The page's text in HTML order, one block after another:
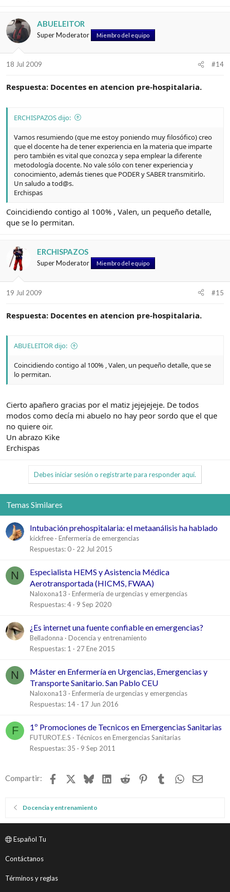
ABUELEITOR
Super Moderator Miembro del equipo
18 Jul 2009 #14
Respuesta: Docentes en atencion pre-hospitalaria.
ERCHISPAZOS dijo:
Vamos resumiendo (que me estoy poniendo muy filosófico) creo
que el docente ha de tener experiencia en la materia que imparte
pero también es vital que conozca y sepa emplear la diferente
metodología docente. No vale sólo con tener experiencia y
conocimiento, además tienes que PODER y SABER transmitirlo.
Un saludo a tod@s.
Erchispas
Coincidiendo contigo al 100% , Valen, un pequeño detalle,
que se lo permitan.
ERCHISPAZOS
Super Moderator Miembro del equipo
19 Jul 2009 #15
Respuesta: Docentes en atencion pre-hospitalaria.
ABUELEITOR dijo:
Coincidiendo contigo al 100% , Valen, un pequeño detalle, que se
lo permitan.
Cierto apañero gracias por el matiz jejejejeje. De todos
modos como decía mi abuelo no hay peor sordo que el que
no quiere oir.
Un abrazo Kike
Erchispas
Debes iniciar sesión o registrarte para responder aquí.
Temas Similares
Intubación prehospitalaria: el metaanálisis ha hablado
kickfree
Enfermería de emergencias
Respuestas 0 22 Jul 2015
N
Especialista HEMS y Asistencia Médica
Aerotransportada (HICMS, FWAA)
Naloxona13
Enfermería de urgencias y emergencias
Respuestas 4 9 Sep 2020
¿Es internet una fuente confiable en emergencias?
Belladonna
Docencia y entrenamiento
Respuestas 1 27 Ene 2015
N
Máster en Enfermería en Urgencias, Emergencias y
Transporte Sanitario. San Pablo CEU
Naloxona13
Enfermería de urgencias y emergencias
Respuestas 14 17 Jun 2016
F 1º Promociones de Tecnicos en Emergencias Sanitarias
FUTUROT.E.S
Técnicos en Emergencias Sanitarias
Respuestas 35 9 Sep 2011
Compartir: Facebook BlueskyLinkedIn
Reddit Pinterest
TumblrWhatsApp
Email
Docencia y entrenamiento
Español Tu
Contáctanos
Términos y reglas